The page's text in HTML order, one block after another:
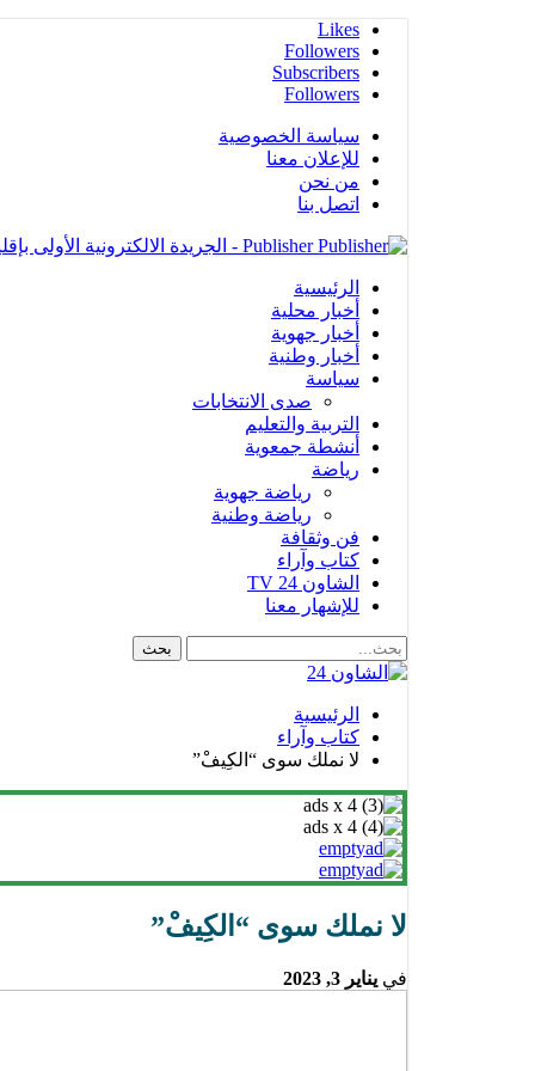
Likes
Followers
Subscribers
Followers
سياسة الخصوصية
للإعلان معنا
من نحن
اتصل بنا
Publisher - الجريدة الالكترونية الأولى بإقليم شفشاون
الرئيسية
أخبار محلية
أخبار جهوية
أخبار وطنية
سياسة
صدى الانتخابات
التربية والتعليم
أنشطة جمعوية
رياضة
رياضة جهوية
رياضة وطنية
فن وثقافة
كتاب وآراء
الشاون 24 TV
للإشهار معنا
الرئيسية
كتاب وآراء
لا نملك سوى “الكِيفْ”
لا نملك سوى “الكِيفْ”
في يناير 3, 2023